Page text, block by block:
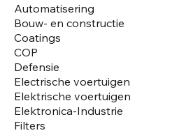
Automatisering
Bouw- en constructie
Coatings
COP
Defensie
Electrische voertuigen
Elektrische voertuigen
Elektronica-Industrie
Filters